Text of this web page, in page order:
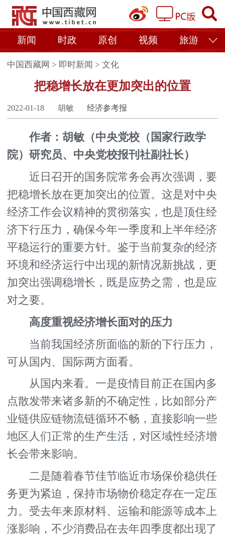
新闻 时政 原创 视频 旅游
中国西藏网 > 即时新闻 >文化
把稳增长放在更加突出的位置
2022-01-18 胡敏 经济参考报
作者：胡敏（中央党校（国家行政学
院）研究员、中央党校报刊社副社长）
近日召开的国务院常务会再次强调，要
把稳增长放在更加突出的位置。这是对中央
经济工作会议精神的贯彻落实，也是顶住经
济下行压力，确保今年一季度和上半年经济
平稳运行的重要方针。鉴于当前复杂的经济
环境和经济运行中出现的新情况新挑战，更
加突出强调稳增长，既是应势之需，也是应
对之要。
高度重视经济增长面对的压力
当前我国经济所面临的新的下行压力，
可从国内、国际两方面看。
从国内来看。一是疫情目前正在国内多
点散发带来诸多新的不确定性，比如部分产
业链供应链物流链循环不畅，直接影响一些
地区人们正常的生产生活，对区域性经济增
长会带来影响。
二是随着春节佳节临近市场保价稳供任
务更为紧迫，保持市场物价稳定存在一定压
力。受去年来原材料、运输和能源等成本上
涨影响，不少消费品在去年四季度都出现了